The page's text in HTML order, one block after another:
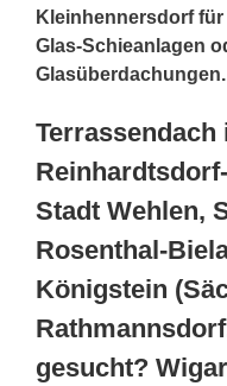
Kleinhennersdorf
Glas-Schieanlagen
Glasüberdachungen.
Terrassendach
Stadt Wehlen,
Rosenthal-
Königstein
gesucht?